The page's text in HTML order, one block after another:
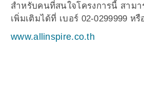
สำหรับคนที่สนใจโครงการนี้ สาม
เพิ่มเติมได้ที่ เบอร์ 02-0299999 หรื
www.allinspire.co.th